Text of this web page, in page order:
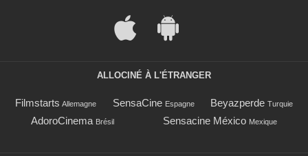
ALLOCINÉ À L'ÉTRANGER
Filmstarts Allemagne SensaCine Espagne Beyazperde Turquie
AdoroCinema Brésil Sensacine México Mexique